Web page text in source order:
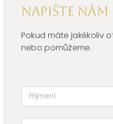
Napište nám
Pokud máte jakékoliv
nebo pomůžeme.